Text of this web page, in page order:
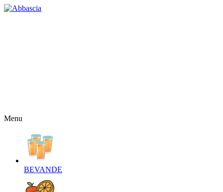
Menu
BEVANDE‎